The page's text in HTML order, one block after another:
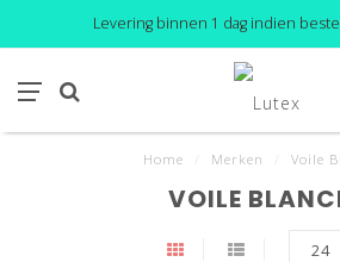
Levering binnen 1 dag indien
Home Merken Voile
VOILE
24